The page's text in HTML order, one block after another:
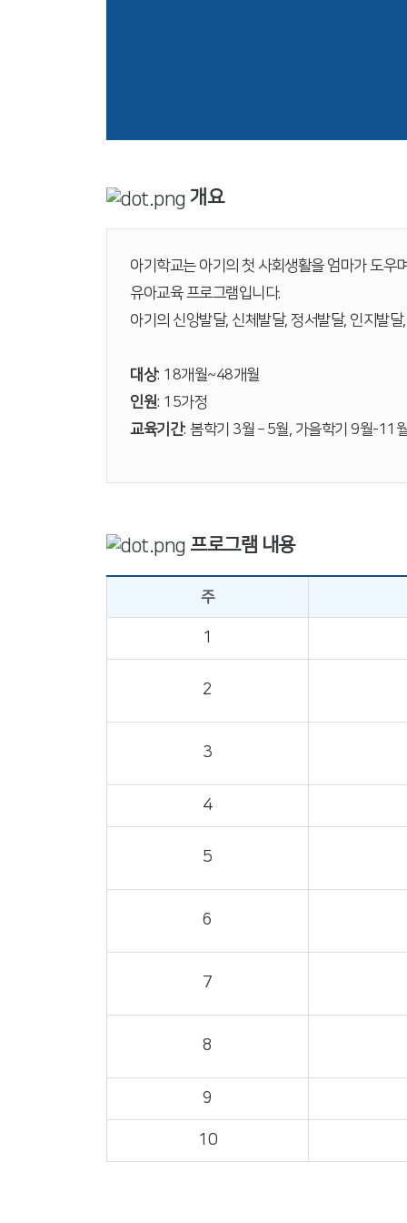
개요
아기학교는 아기의 첫 사회생활을 엄마가 도우
유아교육 프로그램입니다.
아기의 신앙발달, 신체발달, 정서발달, 인지발
대상: 18개월~48개월
인원: 15가정
교육기간: 봄학기 3월 – 5월, 가을학기 9월-
프로그램 내용
주
1
2
3
4
5
6
7
8
9
10